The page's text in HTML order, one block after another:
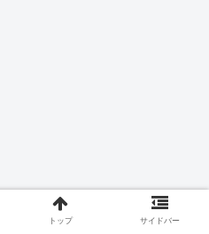
トップ サイドバー